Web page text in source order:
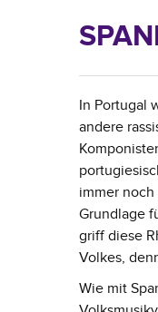
In Portugal
andere
immer
Grundlage
griff diese
Volkes,
Wie mit